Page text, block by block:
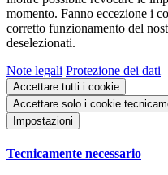
momento. Fanno eccezione i
corretto funzionamento del
deselezionati.
Note legali Protezione dei dati
Accettare tutti i cookie
Accettare solo i cookie
Impostazioni
Tecnicamente necessario